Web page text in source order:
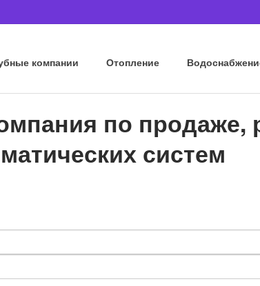
компании Отопление
по продаже,
систем